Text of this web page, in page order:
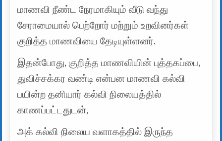
மாணவி நீண்ட நேரமாகியும் வீடு வந்து
சேராமையால் பெற்றோர் மற்றும் உறவினர்கள்
குறித்த மாணவியை தேடியுள்ளனர்.
இதன்போது, குறித்த மாணவியின் புத்தகப்பை,
துவிச்சக்கர வண்டி என்பன மாணவி கல்வி
பயின்ற தனியார் கல்வி நிலையத்தில்
காணப்பட்டதுடன்,
அக் கல்வி நிலைய வளாகத்தில் இருந்த